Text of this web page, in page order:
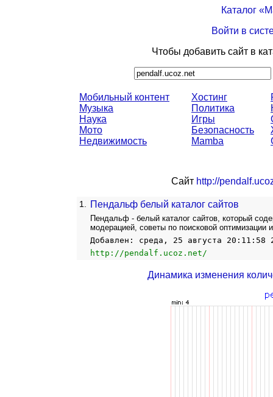
Каталог
Войти в
Чтобы добавить сайт в
Мобильный контент
Музыка
Наука
Мото
Недвижимость
Хостинг
Политика
Игры
Безопасность
Mamba
Сайт http://
1. Пендальф белый каталог сайтов
Пендальф - белый каталог сайтов, который
модерацией, советы по поисковой оптимизации
Добавлен: среда, 25 августа 20:11:58
http://pendalf.ucoz.net/
Динамика изменения